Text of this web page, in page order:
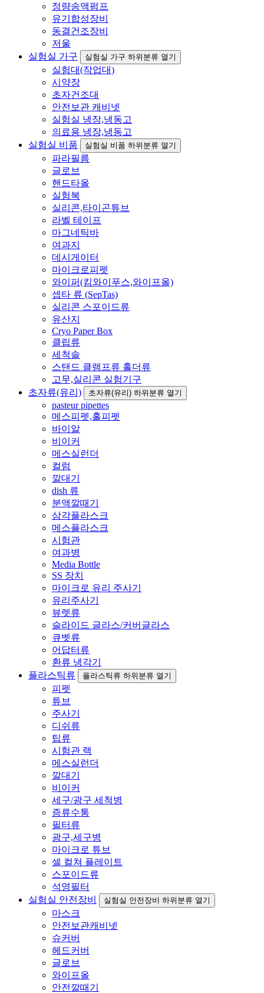
정량송액펌프
유기합성장비
동결건조장비
저울
실험실 가구
실험실 가구 하위분류 열기
실험대(작업대)
시약장
초자건조대
안전보관 캐비넷
실험실 냉장,냉동고
의료용 냉장,냉동고
실험실 비품
실험실 비품 하위분류 열기
파라필름
글로브
핸드타올
실험복
실리콘,타이곤튜브
라벨 테이프
마그네틱바
여과지
데시게이터
마이크로피펫
와이퍼(킴와이푸스,와이프올)
셉타 류 (SepTas)
실리콘 스포이드류
유산지
Cryo Paper Box
클립류
세척솔
스탠드 클램프류 홀더류
고무,실리콘 실험기구
초자류(유리)
초자류(유리) 하위분류 열기
pasteur pipettes
메스피펫,홀피펫
바이알
비이커
메스실런더
컬럼
깔대기
dish 류
분액깔때기
삼각플라스크
메스플라스크
시험관
여과병
Media Bottle
SS 장치
마이크로 유리 주사기
유리주사기
뷰렛류
슬라이드 글라스/커버글라스
큐벳류
어답터류
환류 냉각기
플라스틱류
플라스틱류 하위분류 열기
피펫
튜브
주사기
디쉬류
팁류
시험관 랙
메스실런더
깔대기
비이커
세구/광구 세척병
증류수통
필터류
광구,세구병
마이크로 튜브
셀 컬쳐 플레이트
스포이드류
석영필터
실험실 안전장비
실험실 안전장비 하위분류 열기
마스크
안전보관캐비넷
슈커버
헤드커버
글로브
와이프올
안전깔때기